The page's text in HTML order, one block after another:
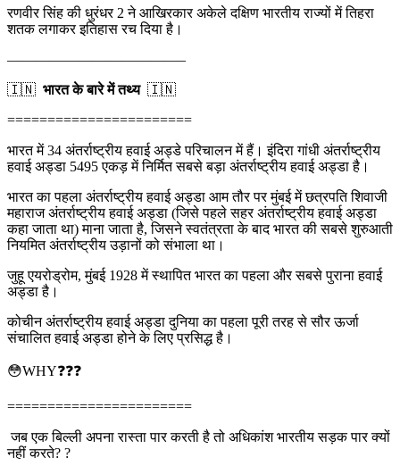
रणवीर सिंह की धुरंधर 2 ने आखिरकार अकेले दक्षिण भारतीय राज्यों में तिहरा
शतक लगाकर इतिहास रच दिया है।
————————————–
🇮🇳 भारत के बारे में तथ्य 🇮🇳
=======================
भारत में 34 अंतर्राष्ट्रीय हवाई अड्डे परिचालन में हैं। इंदिरा गांधी अंतर्राष्ट्रीय
हवाई अड्डा 5495 एकड़ में निर्मित सबसे बड़ा अंतर्राष्ट्रीय हवाई अड्डा है।
भारत का पहला अंतर्राष्ट्रीय हवाई अड्डा आम तौर पर मुंबई में छत्रपति शिवाजी
महाराज अंतर्राष्ट्रीय हवाई अड्डा (जिसे पहले सहर अंतर्राष्ट्रीय हवाई अड्डा
कहा जाता था) माना जाता है, जिसने स्वतंत्रता के बाद भारत की सबसे शुरुआती
नियमित अंतर्राष्ट्रीय उड़ानों को संभाला था।
जुहू एयरोड्रोम, मुंबई 1928 में स्थापित भारत का पहला और सबसे पुराना हवाई
अड्डा है।
कोचीन अंतर्राष्ट्रीय हवाई अड्डा दुनिया का पहला पूरी तरह से सौर ऊर्जा
संचालित हवाई अड्डा होने के लिए प्रसिद्ध है।
😳WHY❓❓❓
=======================
जब एक बिल्ली अपना रास्ता पार करती है तो अधिकांश भारतीय सड़क पार क्यों
नहीं करते? ?